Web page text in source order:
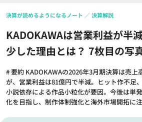
KADOKAWAは営業利益が半
少した理由とは？ 7枚目の写
# 要約 KADOKAWAの2026年3月期決算は売上
が、営業利益は81億円で半減。ヒット作不足
小説依存による作品小粒化が要因。今後は単
化を目指し、制作体制強化と海外市場開拓に注
決算が読めるようになるノート 決算解説